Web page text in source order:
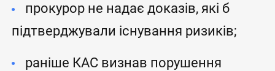
прокурор не надає доказів, які б
підтверджували існування ризиків;
раніше КАС визнав порушення